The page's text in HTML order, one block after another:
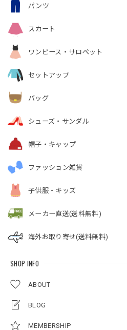
パンツ
スカート
ワンピース・サロペット
セットアップ
バッグ
シューズ・サンダル
帽子・キャップ
ファッション雑貨
子供服・キッズ
メーカー直送(送料無料)
海外お取り寄せ(送料無料)
SHOP INFO
ABOUT
BLOG
MEMBERSHIP